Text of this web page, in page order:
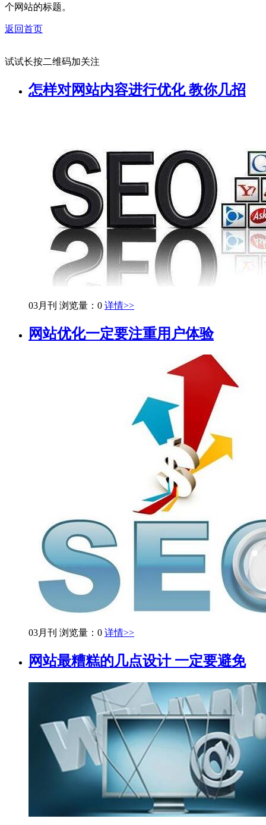
个网站的标题。
返回首页
试试长按二维码加关注
怎样对网站内容进行优化 教你几招
03月刊 浏览量：0 详情>>
网站优化一定要注重用户体验
03月刊 浏览量：0 详情>>
网站最糟糕的几点设计 一定要避免